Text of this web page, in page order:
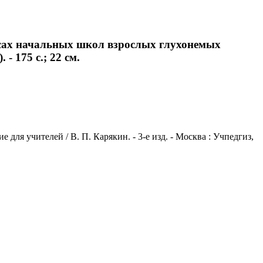
начальных школ взрослых глухонемых
- 175 с.; 22 см.
для учителей / В. П. Карякин. - 3-е изд. - Москва : Учпедгиз,